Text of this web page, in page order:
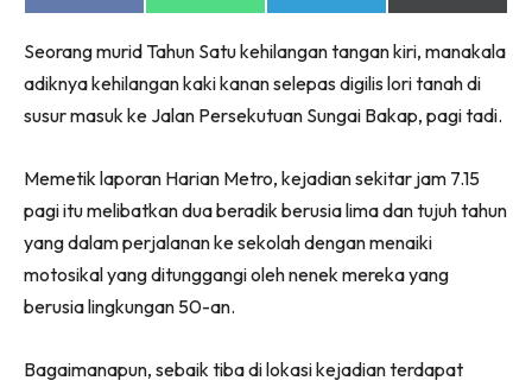
on
on
on
on
(Twitter)
Seorang murid Tahun Satu kehilangan tangan kiri, manakala
adiknya kehilangan kaki kanan selepas digilis lori tanah di
susur masuk ke Jalan Persekutuan Sungai Bakap, pagi tadi.
Memetik laporan Harian Metro, kejadian sekitar jam 7.15
pagi itu melibatkan dua beradik berusia lima dan tujuh tahun
yang dalam perjalanan ke sekolah dengan menaiki
motosikal yang ditunggangi oleh nenek mereka yang
berusia lingkungan 50-an.
Bagaimanapun, sebaik tiba di lokasi kejadian terdapat